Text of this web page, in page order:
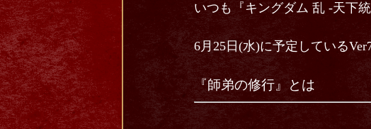
いつも『キングダム 乱 -天下
6月25日(水)に予定している
『師弟の修行』とは